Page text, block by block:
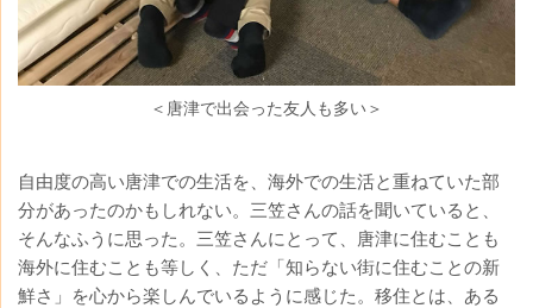
＜唐津で出会った友人も多い＞
自由度の高い唐津での生活を、海外での生活と重ねていた部
分があったのかもしれない。三笠さんの話を聞いていると、
そんなふうに思った。三笠さんにとって、唐津に住むことも
海外に住むことも等しく、ただ「知らない街に住むことの新
鮮さ」を心から楽しんでいるように感じた。移住とは、ある